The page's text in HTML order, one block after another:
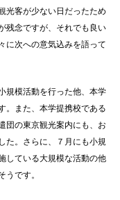
光客が少ない日だったため
残念ですが、それでも良い
に次への意気込みを語って
規模活動を行った他、本学
。また、本学提携校である
団の東京観光案内にも、お
た。さらに、７月にも小規
している大規模な活動の他
うです。